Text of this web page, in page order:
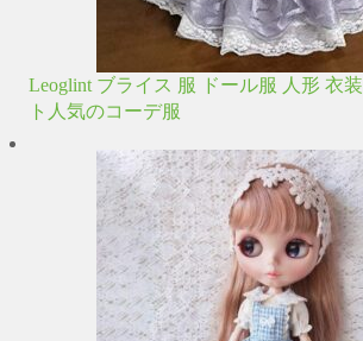
Leoglint ブライス 服 ドール服 人形 衣
ト人気のコーデ服